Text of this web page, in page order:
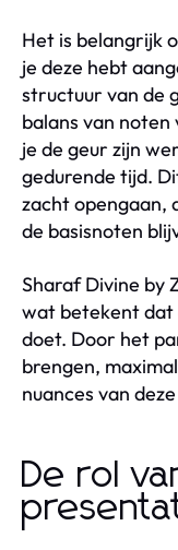
Het is belangrijk
je deze hebt
structuur van de
balans van
je de geur zijn
gedurende tijd.
zacht opengaan,
de basisnoten
Sharaf Divine by
wat betekent dat
doet. Door het
brengen,
nuances van
De rol